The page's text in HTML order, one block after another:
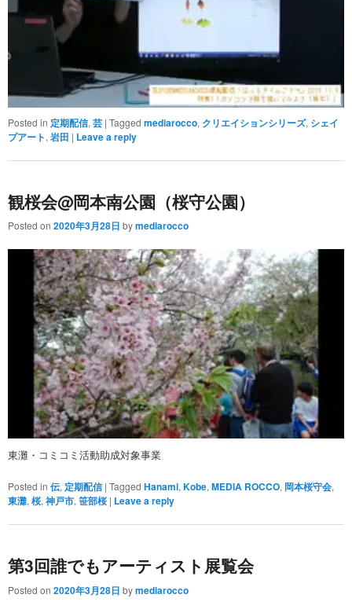
Posted in 定期配信,芸 |Tagged mediarocco, クリエイションシリーズ, シェイ
プアート,岩田 | Leave a reply
観桜会@岡本南公園（桜守公園）
Posted on2020年3月28日 bymediarocco
東灘・コミコミ活動助成対象事業
Posted in 伝, 定期配信 |Tagged Hanami,Kobe,MEDIA ROCCO, 岡本桜守会,
東灘,桜,神戸市,笹部桜 | Leave a reply
第3回誰でもアーティスト展覧会
Posted on2020年3月28日 bymediarocco